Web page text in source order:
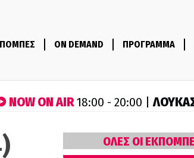
ON DEMAND ΠΡΟΓΡΑΜΜΑ
NOW ON AIR18:00 - 20:00 |
ΟΛΕΣ ΟΙ